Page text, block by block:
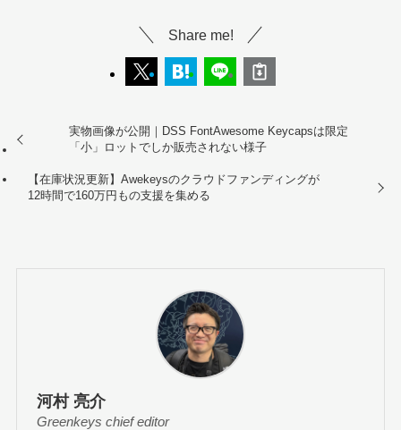
Share me!
実物画像が公開｜DSS FontAwesome Keycapsは限定
「小」ロットでしか販売されない様子
【在庫状況更新】Awekeysのクラウドファンディングが
12時間で160万円もの支援を集める
河村 亮介
Greenkeys chief editor